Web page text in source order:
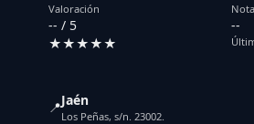
Valoración
-- / 5
★★★★★
--
📍Jaén
Los Peñas, s/n. 23002.